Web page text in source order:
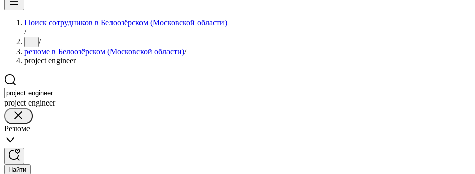
Поиск сотрудников в Белоозёрском (Московской области)
/
... /
резюме в Белоозёрском (Московской области)/
project engineer
project engineer
Резюме
Найти